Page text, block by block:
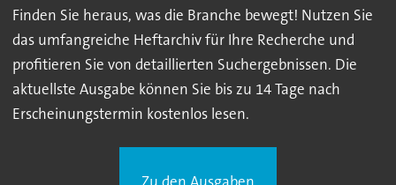
Finden Sie heraus, was die Branche bewegt! Nutzen Sie
das umfangreiche Heftarchiv für Ihre Recherche und
profitieren Sie von detaillierten Suchergebnissen. Die
aktuellste Ausgabe können Sie bis zu 14 Tage nach
Erscheinungstermin kostenlos lesen.